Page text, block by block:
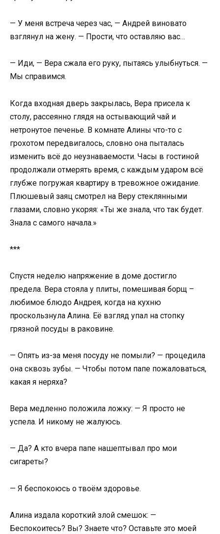
— У меня встреча через час, — Андрей виновато
взглянул на жену. — Прости, что оставляю вас…
— Иди, — Вера сжала его руку, пытаясь улыбнуться. —
Мы справимся.
Когда входная дверь закрылась, Вера присела к
столу, рассеянно глядя на остывающий чай и
нетронутое печенье. В комнате Алины что-то с
грохотом передвигалось, словно она пыталась
изменить всё до неузнаваемости. Часы в гостиной
продолжали отмерять время, с каждым ударом всё
глубже погружая квартиру в тревожное ожидание.
Плюшевый заяц смотрел на Веру стеклянными
глазами, словно укоряя: «Ты же знала, что так будет.
Знала с самого начала.»
***
Спустя неделю напряжение в доме достигло
предела. Вера стояла у плиты, помешивая борщ –
любимое блюдо Андрея, когда на кухню
проскользнула Алина. Её взгляд упал на стопку
грязной посуды в раковине.
— Опять из-за меня посуду не помыли? — процедила
она сквозь зубы. — Чтобы потом папе пожаловаться,
какая я неряха?
Вера медленно положила ложку: — Я просто не
успела. И никому не жалуюсь.
— Да? А кто вчера папе нашептывал про мои
сигареты?
— Я беспокоюсь о твоём здоровье.
Алина издала короткий злой смешок: —
Беспокоитесь? Вы? Знаете что? Оставьте это моей